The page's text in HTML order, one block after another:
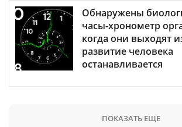
Обнаружены
часы-хронометр
когда они выходят
развитие человека
останавливается
ПОКАЗАТЬ ЕЩЕ